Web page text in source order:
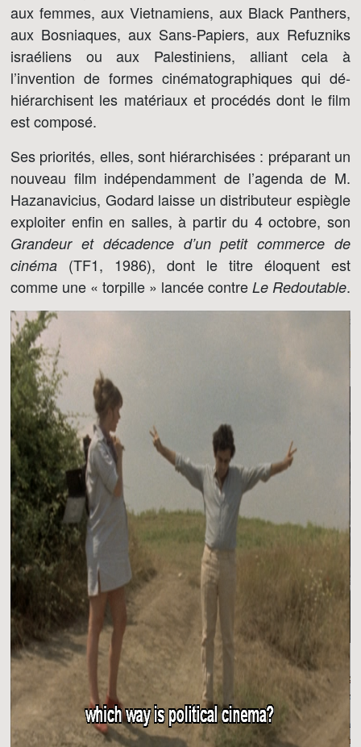
aux femmes, aux Vietnamiens, aux Black Panthers,
aux Bosniaques, aux Sans-Papiers, aux Refuzniks
israéliens ou aux Palestiniens, alliant cela à
l’invention de formes cinématographiques qui dé-
hiérarchisent les matériaux et procédés dont le film
est composé.
Ses priorités, elles, sont hiérarchisées : préparant un
nouveau film indépendamment de l’agenda de M.
Hazanavicius, Godard laisse un distributeur espiègle
exploiter enfin en salles, à partir du 4 octobre, son
Grandeur et décadence d’un petit commerce de
cinéma (TF1, 1986), dont le titre éloquent est
comme une « torpille » lancée contre Le Redoutable.